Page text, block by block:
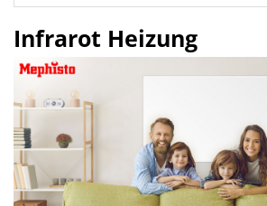
Infrarot Heizung